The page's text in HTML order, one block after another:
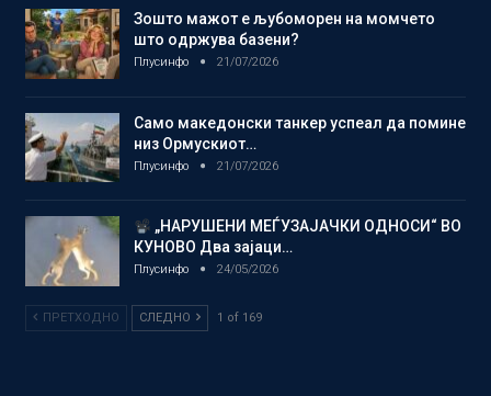
Зошто мажот е љубоморен на момчето
што одржува базени?
Плусинфо 21/07/2026
Само македонски танкер успеал да помине
низ Ормускиот…
Плусинфо 21/07/2026
„НАРУШЕНИ МЕЃУЗАЈАЧКИ ОДНОСИ“ ВО
КУНОВО Два зајаци…
Плусинфо 24/05/2026
ПРЕТХОДНО СЛЕДНО 1 of 169